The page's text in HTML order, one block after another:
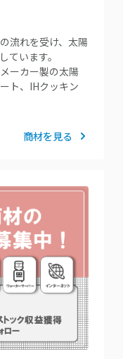
流れを受け、太陽
ています。
ーカー製の太陽
ト、IHクッキン
商材を見る